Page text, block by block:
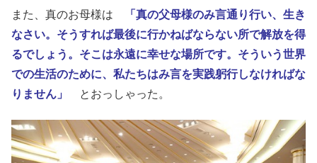
また、真のお母様は 「真の父母様のみ言通り行い、生き
なさい。そうすれば最後に行かねばならない所で解放を得
るでしょう。そこは永遠に幸せな場所です。そういう世界
での生活のために、私たちはみ言を実践躬行しなければな
りません」
とおっしゃった。